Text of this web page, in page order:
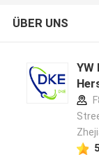
ÜBER UNS
YW